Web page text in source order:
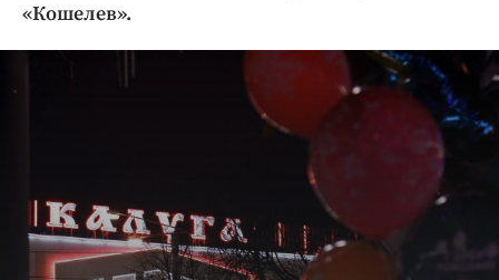
Праздники
Происшествия
Спорт
«Кошелев».